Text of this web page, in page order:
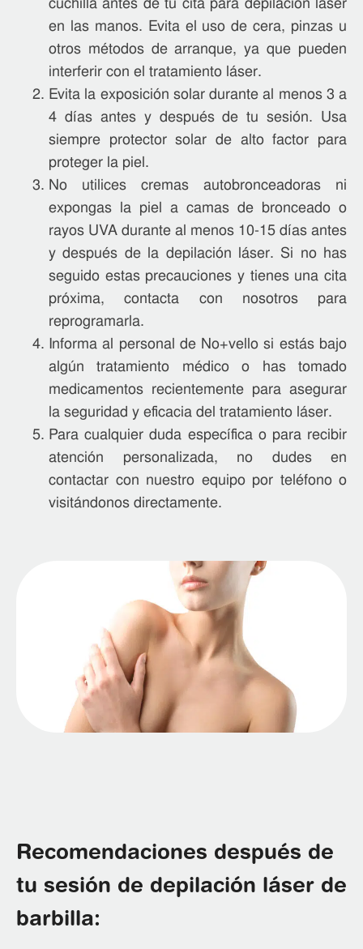
en las manos. Evita el uso de cera, pinzas u
otros métodos de arranque, ya que pueden
interferir con el tratamiento láser.
Evita la exposición solar durante al menos 3 a
4 días antes y después de tu sesión. Usa
siempre protector solar de alto factor para
proteger la piel.
No utilices cremas autobronceadoras ni
expongas la piel a camas de bronceado o
rayos UVA durante al menos 10-15 días antes
y después de la depilación láser. Si no has
seguido estas precauciones y tienes una cita
próxima, contacta con nosotros para
reprogramarla.
Informa al personal de No+vello si estás bajo
algún tratamiento médico o has tomado
medicamentos recientemente para asegurar
la seguridad y eficacia del tratamiento láser.
Para cualquier duda específica o para recibir
atención personalizada, no dudes en
contactar con nuestro equipo por teléfono o
visitándonos directamente.
Recomendaciones después de
tu sesión de depilación láser de
barbilla: